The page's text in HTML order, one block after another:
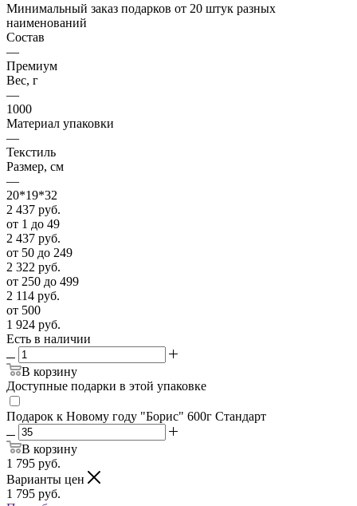
Минимальный заказ подарков от 20 штук разных
наименований
Состав
—
Премиум
Вес, г
—
1000
Материал упаковки
—
Текстиль
Размер, см
—
20*19*32
2 437 руб.
от 1 до 49
2 437 руб.
от 50 до 249
2 322 руб.
от 250 до 499
2 114 руб.
от 500
1 924 руб.
Есть в наличии
В корзину
Доступные подарки в этой упаковке
Подарок к Новому году "Борис" 600г Стандарт
В корзину
1 795 руб.
Варианты цен
1 795 руб.